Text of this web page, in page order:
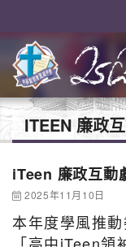
ITEEN 廉政
iTeen 廉政互動
2025年11月10日
本年度學風推